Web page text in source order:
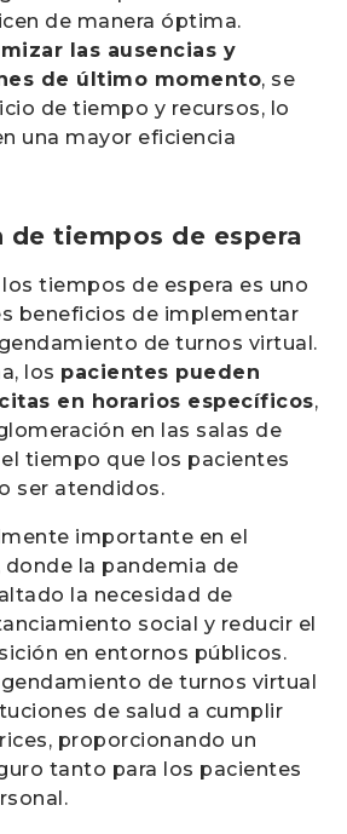
de manera óptima.
las ausencias y
de último momento, se
de tiempo y recursos, lo
una mayor eficiencia
de tiempos de espera
tiempos de espera es uno
beneficios de implementar
de turnos virtual.
los pacientes pueden
en horarios específicos,
en las salas de
tiempo que los pacientes
ser atendidos.
importante en el
la pandemia de
la necesidad de
social y reducir el
en entornos públicos.
de turnos virtual
de salud a cumplir
proporcionando un
tanto para los pacientes